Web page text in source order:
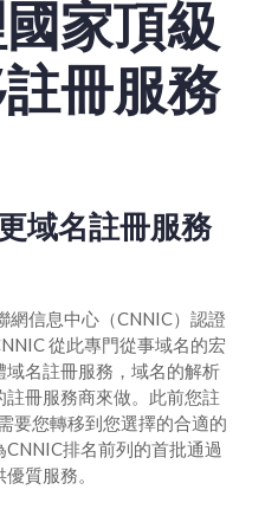
析
註冊服務商
商
轉入域名
家頂級
冊服務
域名註冊服務
信息中心（CNNIC）認證
從此專門從事域名的宏
名註冊服務，域名的解析
冊服務商來做。此前您註
要您轉移到您選擇的合適的
排名前列的首批通過
質服務。